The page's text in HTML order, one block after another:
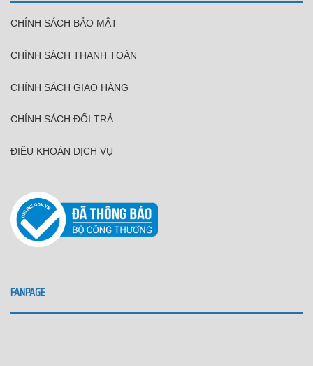
CHÍNH SÁCH BẢO MẬT
CHÍNH SÁCH THANH TOÁN
CHÍNH SÁCH GIAO HÀNG
CHÍNH SÁCH ĐỔI TRẢ
ĐIỀU KHOẢN DỊCH VỤ
FANPAGE